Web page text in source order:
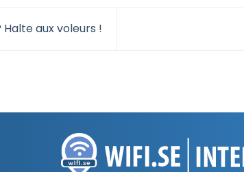
aux voleurs !